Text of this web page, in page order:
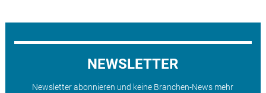
NEWSLETTER
Newsletter abonnieren und keine Branchen-News mehr